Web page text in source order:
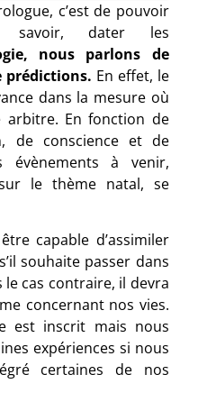
c’est de pouvoir
savoir, dater les
nous parlons de
prédictions. En effet, le
dans la mesure où
arbitre. En fonction de
de conscience et de
évènements à venir,
le thème natal, se
capable d’assimiler
souhaite passer dans
le cas contraire, il devra
concernant nos vies.
est inscrit mais nous
expériences si nous
certaines de nos